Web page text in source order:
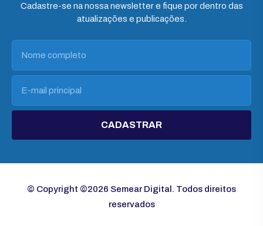
Cadastre-se na nossa newsletter e fique por dentro das
atualizações e publicações.
CADASTRAR
© Copyright ©2026 Semear Digital. Todos direitos
reservados